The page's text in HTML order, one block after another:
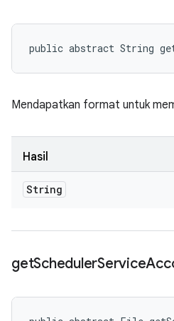
public abstract String
Mendapatkan format untuk
Hasil
String
getSchedulerService